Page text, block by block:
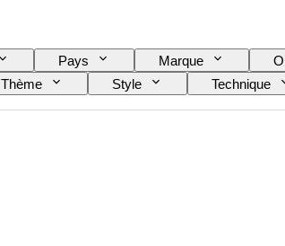
Pays Marque
Thème Style Technique
Original / Réplique Type de bande